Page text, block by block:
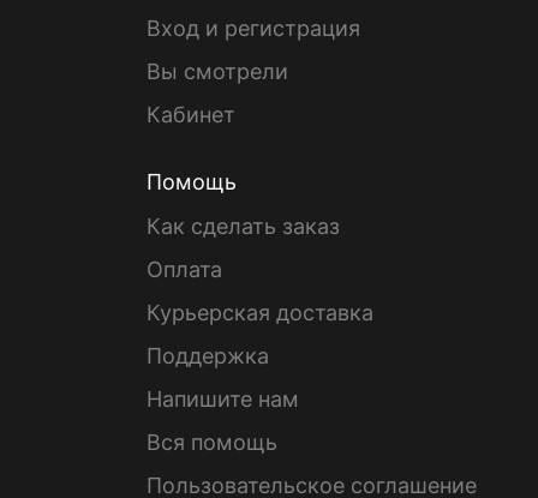
Вход и регистрация
Вы смотрели
Кабинет
Помощь
Как сделать заказ
Оплата
Курьерская доставка
Поддержка
Напишите нам
Вся помощь
Пользовательское соглашение